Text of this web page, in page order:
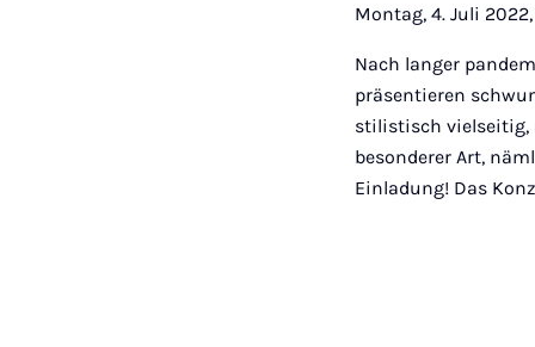
Montag, 4. Juli
Nach langer
präsentieren
stilistisch vielseitig,
besonderer Art,
Einladung! Das